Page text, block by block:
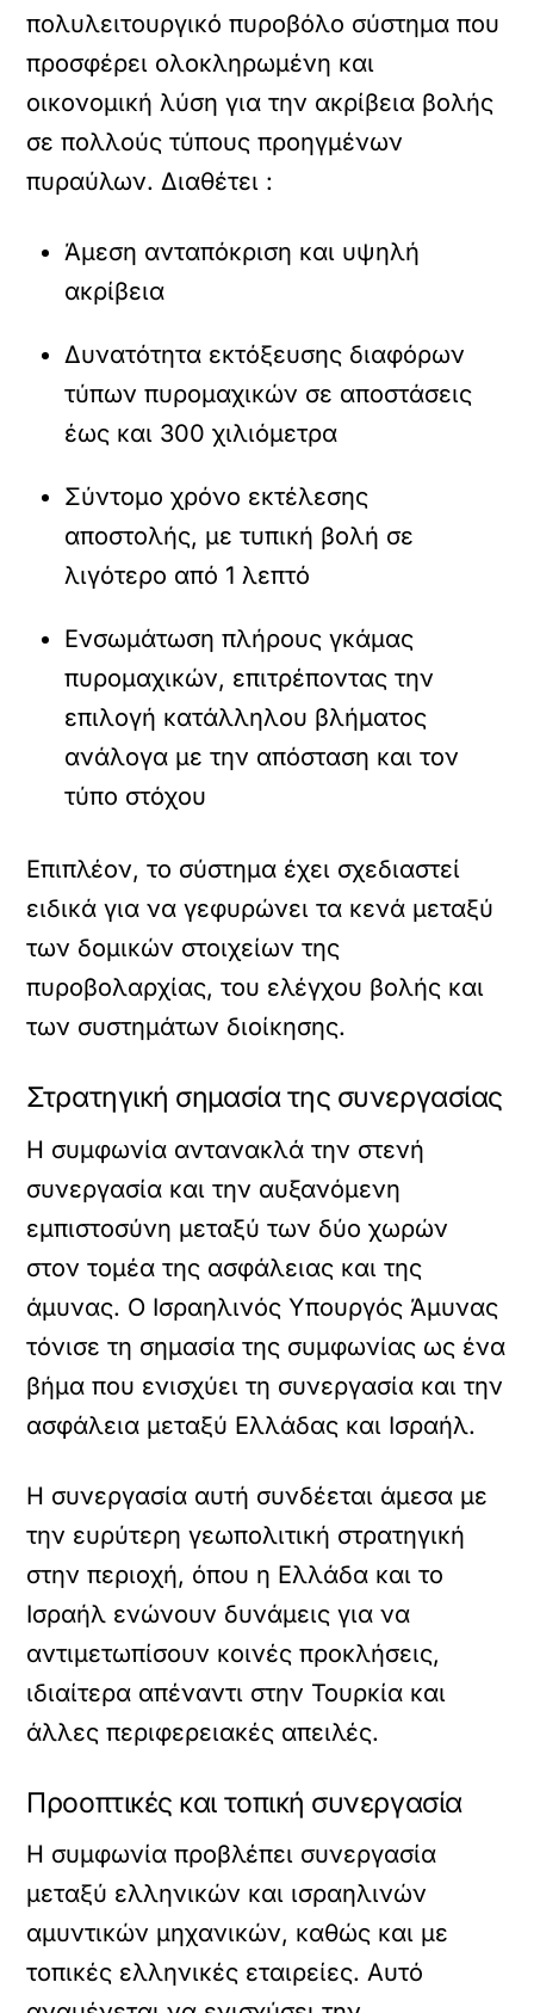
πολυλειτουργικό πυροβόλο σύστημα που
προσφέρει ολοκληρωμένη και
οικονομική λύση για την ακρίβεια βολής
σε πολλούς τύπους προηγμένων
πυραύλων. Διαθέτει :
Άμεση ανταπόκριση και υψηλή
ακρίβεια
Δυνατότητα εκτόξευσης διαφόρων
τύπων πυρομαχικών σε αποστάσεις
έως και 300 χιλιόμετρα
Σύντομο χρόνο εκτέλεσης
αποστολής, με τυπική βολή σε
λιγότερο από 1 λεπτό
Ενσωμάτωση πλήρους γκάμας
πυρομαχικών, επιτρέποντας την
επιλογή κατάλληλου βλήματος
ανάλογα με την απόσταση και τον
τύπο στόχου
Επιπλέον, το σύστημα έχει σχεδιαστεί
ειδικά για να γεφυρώνει τα κενά μεταξύ
των δομικών στοιχείων της
πυροβολαρχίας, του ελέγχου βολής και
των συστημάτων διοίκησης.
Στρατηγική σημασία της συνεργασίας
Η συμφωνία αντανακλά την στενή
συνεργασία και την αυξανόμενη
εμπιστοσύνη μεταξύ των δύο χωρών
στον τομέα της ασφάλειας και της
άμυνας. Ο Ισραηλινός Υπουργός Άμυνας
τόνισε τη σημασία της συμφωνίας ως ένα
βήμα που ενισχύει τη συνεργασία και την
ασφάλεια μεταξύ Ελλάδας και Ισραήλ.
Η συνεργασία αυτή συνδέεται άμεσα με
την ευρύτερη γεωπολιτική στρατηγική
στην περιοχή, όπου η Ελλάδα και το
Ισραήλ ενώνουν δυνάμεις για να
αντιμετωπίσουν κοινές προκλήσεις,
ιδιαίτερα απέναντι στην Τουρκία και
άλλες περιφερειακές απειλές.
Προοπτικές και τοπική συνεργασία
Η συμφωνία προβλέπει συνεργασία
μεταξύ ελληνικών και ισραηλινών
αμυντικών μηχανικών, καθώς και με
τοπικές ελληνικές εταιρείες. Αυτό